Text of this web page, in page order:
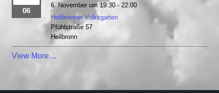
06
6. November um 19:30 - 22:00
Heilbronner Volksgarten
Pfühlstraße 57
Heilbronn
View More…